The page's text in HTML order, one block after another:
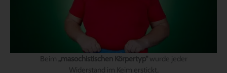
Beim „masochistischen Körpertyp“wurde jeder
Widerstand im Keim erstickt,